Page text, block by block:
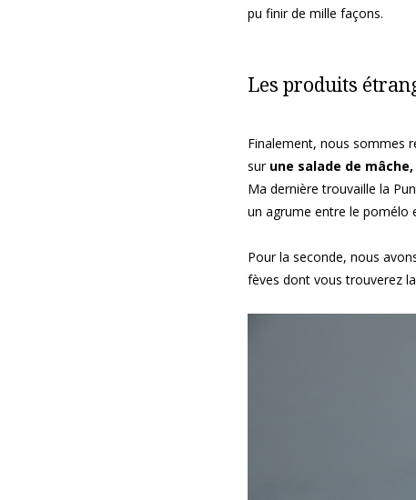
pu finir de mille façons.
Les produits
Finalement, nous sommes
sur une salade de mâche,
Ma dernière trouvaille la
un agrume entre le pomélo
Pour la seconde, nous
fèves dont vous trouverez